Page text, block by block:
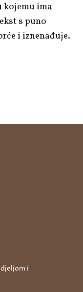
kojemu ima
s puno
i iznenađuje.
i